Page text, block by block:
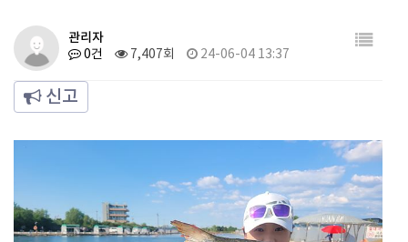
관리자
0건 7,407회 24-06-04 13:37
신고